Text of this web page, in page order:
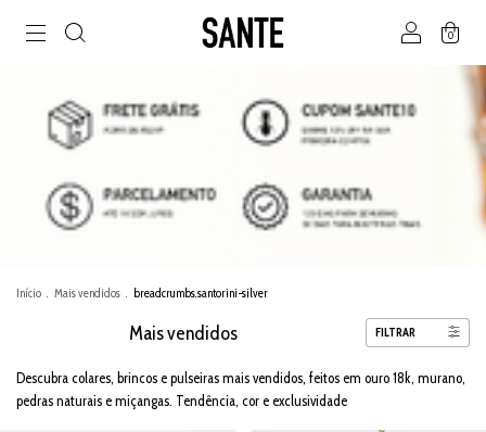
0
Início . Mais vendidos . breadcrumbs.santorini-silver
Mais vendidos FILTRAR
Descubra colares, brincos e pulseiras mais vendidos, feitos em ouro 18k, murano,
pedras naturais e miçangas. Tendência, cor e exclusividade